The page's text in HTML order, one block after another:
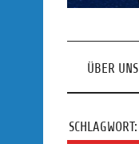
ÜBER UNS
SCHLAGWORT: